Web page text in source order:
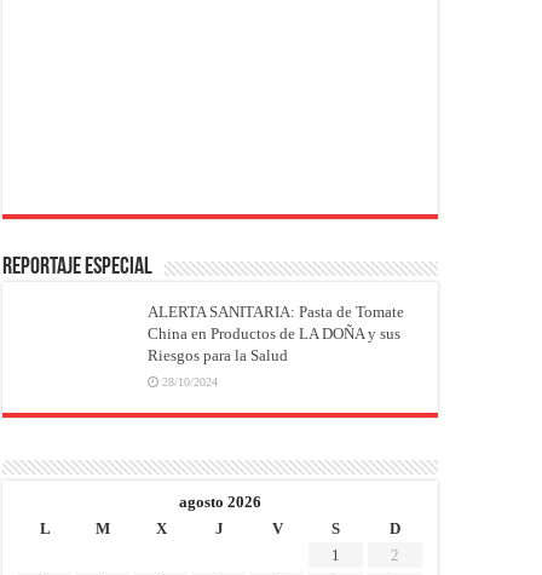
REPORTAJE ESPECIAL
ALERTA SANITARIA: Pasta de Tomate
China en Productos de LA DOÑA y sus
Riesgos para la Salud
28/10/2024
agosto 2026
L
M X J V S
D
1
2